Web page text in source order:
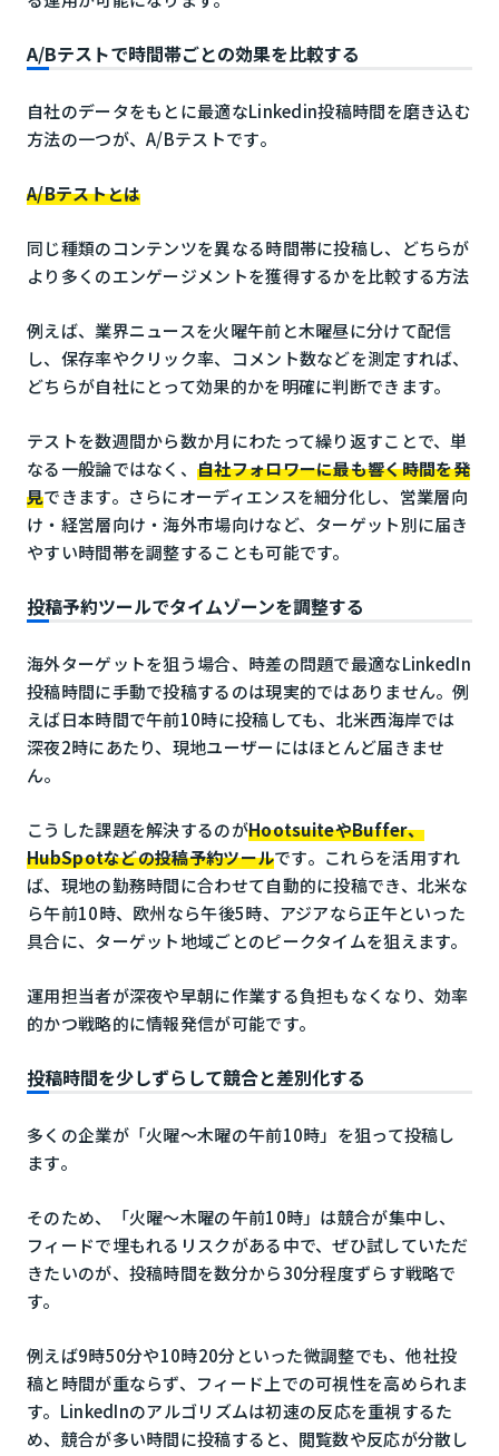
A/Bテストで時間帯ごとの効果を比較する
自社のデータをもとに最適なLinkedin投稿時間を磨き込む
方法の一つが、A/Bテストです。
A/Bテストとは
同じ種類のコンテンツを異なる時間帯に投稿し、どちらが
より多くのエンゲージメントを獲得するかを比較する方法
例えば、業界ニュースを火曜午前と木曜昼に分けて配信
し、保存率やクリック率、コメント数などを測定すれば、
どちらが自社にとって効果的かを明確に判断できます。
テストを数週間から数か月にわたって繰り返すことで、単
なる一般論ではなく、 自社フォロワーに最も響く時間を発
見できます。さらにオーディエンスを細分化し、営業層向
け・経営層向け・海外市場向けなど、ターゲット別に届き
やすい時間帯を調整することも可能です。
投稿予約ツールでタイムゾーンを調整する
海外ターゲットを狙う場合、時差の問題で最適なLinkedIn
投稿時間に手動で投稿するのは現実的ではありません。例
えば日本時間で午前10時に投稿しても、北米西海岸では
深夜2時にあたり、現地ユーザーにはほとんど届きませ
ん。
こうした課題を解決するのがHootsuiteやBuffer、
HubSpotなどの投稿予約ツールです。これらを活用すれ
ば、現地の勤務時間に合わせて自動的に投稿でき、北米な
ら午前10時、欧州なら午後5時、アジアなら正午といった
具合に、ターゲット地域ごとのピークタイムを狙えます。
運用担当者が深夜や早朝に作業する負担もなくなり、効率
的かつ戦略的に情報発信が可能です。
投稿時間を少しずらして競合と差別化する
多くの企業が「火曜〜木曜の午前10時」を狙って投稿し
ます。
そのため、「火曜〜木曜の午前10時」は競合が集中し、
フィードで埋もれるリスクがある中で、ぜひ試していただ
きたいのが、投稿時間を数分から30分程度ずらす戦略で
す。
例えば9時50分や10時20分といった微調整でも、他社投
稿と時間が重ならず、フィード上での可視性を高められま
す。LinkedInのアルゴリズムは初速の反応を重視するた
め、競合が多い時間に投稿すると、閲覧数や反応が分散し